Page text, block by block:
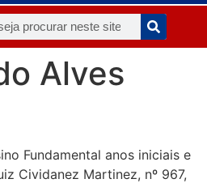
Alves
Fundamental anos iniciais e
Cividanez Martinez, nº 967,